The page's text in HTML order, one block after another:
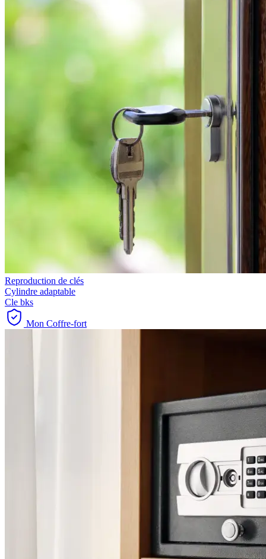
Reproduction de clés
Cylindre adaptable
Cle bks
Mon Coffre-fort